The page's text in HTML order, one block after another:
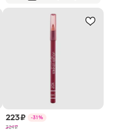
223 ₽
-31%
324 ₽